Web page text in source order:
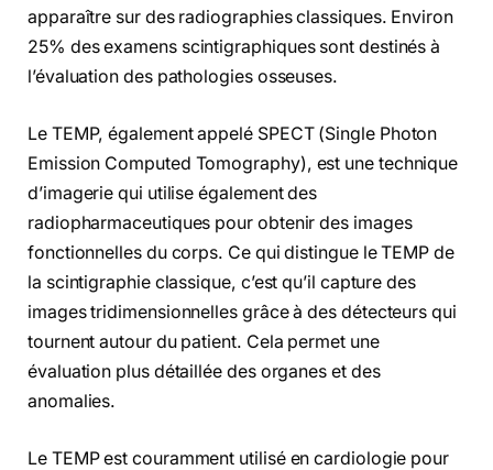
apparaître sur des radiographies classiques. Environ
25% des examens scintigraphiques sont destinés à
l’évaluation des pathologies osseuses.
Le TEMP, également appelé SPECT (Single Photon
Emission Computed Tomography), est une technique
d’imagerie qui utilise également des
radiopharmaceutiques pour obtenir des images
fonctionnelles du corps. Ce qui distingue le TEMP de
la scintigraphie classique, c’est qu’il capture des
images tridimensionnelles grâce à des détecteurs qui
tournent autour du patient. Cela permet une
évaluation plus détaillée des organes et des
anomalies.
Le TEMP est couramment utilisé en cardiologie pour